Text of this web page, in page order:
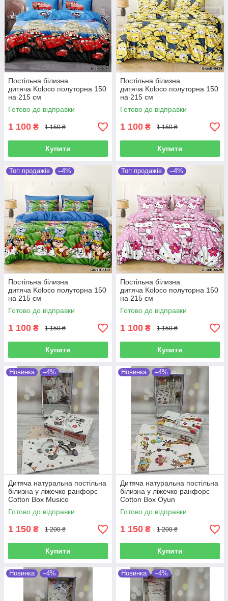
Постільна білизна
дитяча Koloco полуторна 150
на 215 см
Готово до відправки
1 100 ₴ 1 150 ₴
Купити
Постільна білизна
дитяча Koloco полуторна 150
на 215 см
Готово до відправки
1 100 ₴ 1 150 ₴
Купити
Топ продажів –4%
Постільна білизна
дитяча Koloco полуторна 150
на 215 см
Готово до відправки
1 100 ₴ 1 150 ₴
Купити
Топ продажів –4%
Постільна білизна
дитяча Koloco полуторна 150
на 215 см
Готово до відправки
1 100 ₴ 1 150 ₴
Купити
Новинка –4%
Дитяча натуральна постільна
білизна у ліжечко ранфорс
Cotton Box Musico
Готово до відправки
1 150 ₴ 1 200 ₴
Купити
Новинка –4%
Дитяча натуральна постільна
білизна у ліжечко ранфорс
Cotton Box Oyun
Готово до відправки
1 150 ₴ 1 200 ₴
Купити
Новинка –4% Новинка –4%